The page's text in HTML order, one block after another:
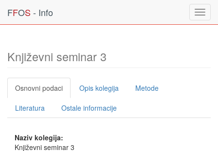
FFOS - Info
Književni seminar 3
Osnovni podaci Opis kolegija Metode
Literatura Ostale informacije
Naziv kolegija:
Književni seminar 3